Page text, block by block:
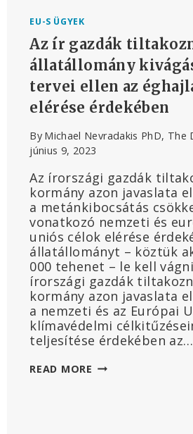
EU-S ÜGYEK
Az ír gazdák
állatállomány
tervei ellen az
elérése érdekében
By Michael Nevradakis PhD, The
június 9, 2023
Az írországi gazdák
kormány azon javaslata
a metánkibocsátás
vonatkozó nemzeti és
uniós célok elérése
állatállományt – köztük
000 tehenet – le kell
írországi gazdák
kormány azon javaslata
a nemzeti és az Európai
klímavédelmi
teljesítése érdekében az…
READ MORE AZ